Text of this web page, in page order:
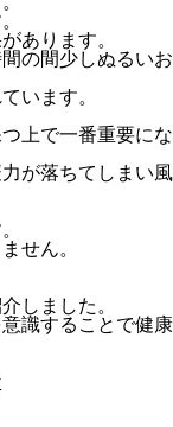
あります。
の間少しぬるいお
います。
上で一番重要にな
が落ちてしまい風
せん。
しました。
識することで健康